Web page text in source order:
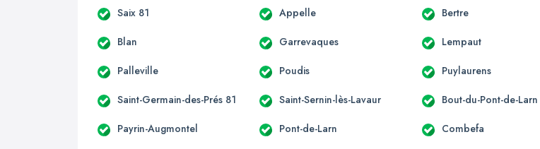
Saix 81 Appelle Bertre
Blan Garrevaques Lempaut
Palleville Poudis Puylaurens
Saint-Germain-des-Prés 81 Saint-Sernin-lès-Lavaur Bout-du-Pont-de-Larn
Payrin-Augmontel Pont-de-Larn Combefa